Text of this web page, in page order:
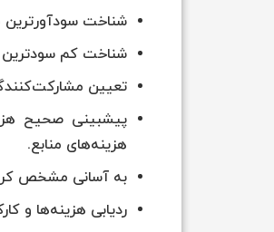
شناخت سودآورترین
شناخت کم سودترین
تعیین
پیشبینی صحیح
هزینه‌های منابع.
به آسانی مشخص
ردیابی هزینه‌ها و